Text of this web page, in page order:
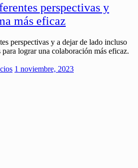
perspectivas y
más eficaz
perspectivas y a dejar de lado incluso
lograr una colaboración más eficaz.
1 noviembre, 2023